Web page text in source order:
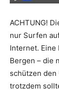
ACHTUNG!
nur Surfen
Internet. Eine
Bergen – die
schützen
trotzdem